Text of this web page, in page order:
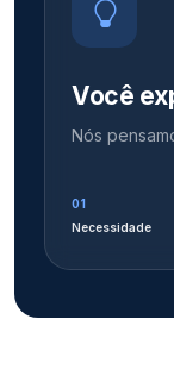
Você
Nós
01
Necessidade